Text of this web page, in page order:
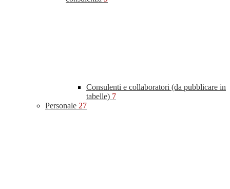
Consulenti e collaboratori (da pubblicare in
tabelle) 7
Personale 27